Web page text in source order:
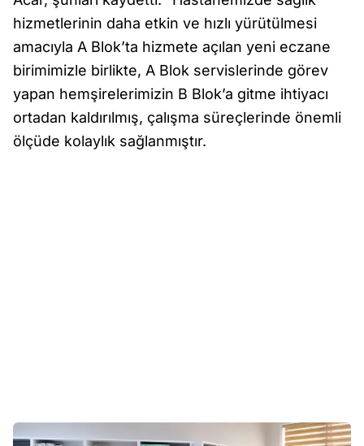
hizmetlerinin daha etkin ve hızlı yürütülmesi
amacıyla A Blok’ta hizmete açılan yeni eczane
birimimizle birlikte, A Blok servislerinde görev
yapan hemşirelerimizin B Blok’a gitme ihtiyacı
ortadan kaldırılmış, çalışma süreçlerinde önemli
ölçüde kolaylık sağlanmıştır.